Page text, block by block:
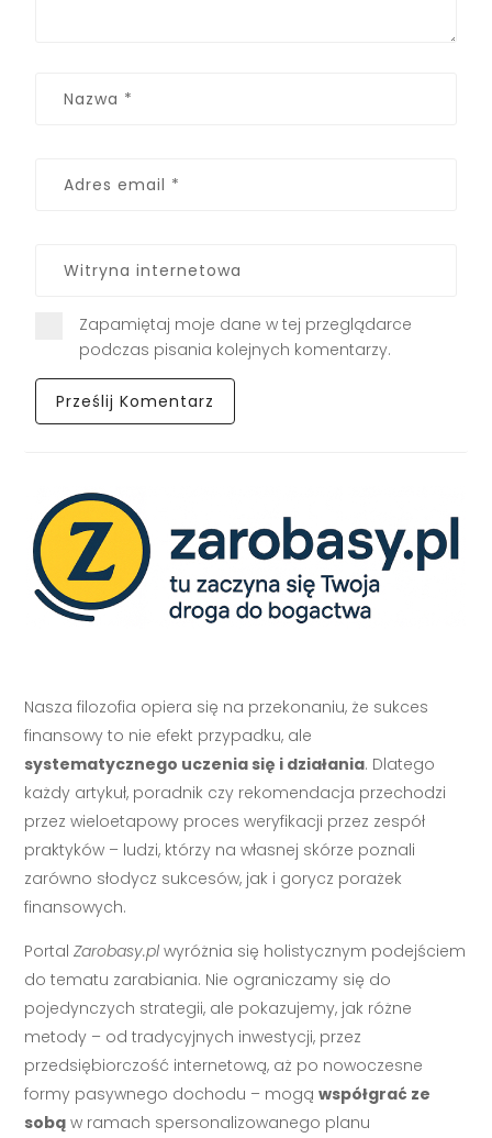
Zapamiętaj moje dane w tej przeglądarce
podczas pisania kolejnych komentarzy.
Nasza filozofia opiera się na przekonaniu, że sukces
finansowy to nie efekt przypadku, ale
systematycznego uczenia się i działania. Dlatego
każdy artykuł, poradnik czy rekomendacja przechodzi
przez wieloetapowy proces weryfikacji przez zespół
praktyków – ludzi, którzy na własnej skórze poznali
zarówno słodycz sukcesów, jak i gorycz porażek
finansowych.
PortalZarobasy.pl wyróżnia się holistycznym podejściem
do tematu zarabiania. Nie ograniczamy się do
pojedynczych strategii, ale pokazujemy, jak różne
metody – od tradycyjnych inwestycji, przez
przedsiębiorczość internetową, aż po nowoczesne
formy pasywnego dochodu – mogąwspółgrać ze
sobą w ramach spersonalizowanego planu